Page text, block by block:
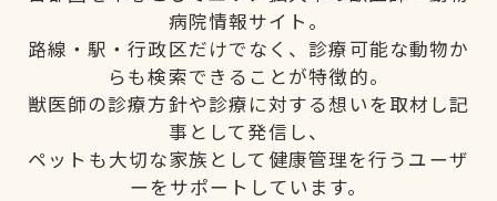
病院情報サイト。
路線・駅・行政区だけでなく、診療可能な動物か
らも検索できることが特徴的。
獣医師の診療方針や診療に対する想いを取材し記
事として発信し、
ペットも大切な家族として健康管理を行うユーザ
ーをサポートしています。